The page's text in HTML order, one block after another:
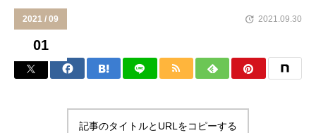
2021 / 09
01
2021.09.30
記事のタイトルとURLをコピーする